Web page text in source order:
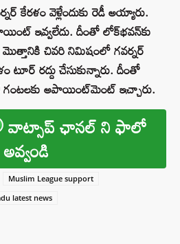
కేరళం వెళ్లేందుకు రెడీ అయ్యారు.
ఇవ్వలేదు. దీంతో లోక్‌భవన్‌కు
మొత్తానికి చివరి నిమిషంలో గవర్నర్
టూర్ రద్దు చేసుకున్నారు. దీంతో
అపాయింట్‌మెంట్ ఇచ్చారు.
వాట్సాప్ ఛానల్ ని ఫాలో
అవ్వండి
Muslim League support
latest news